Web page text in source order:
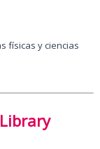
físicas y ciencias